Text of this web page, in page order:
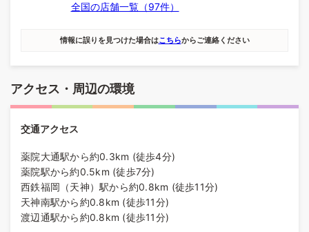
全国の店舗一覧（97件）
情報に誤りを見つけた場合はこちらからご連絡ください
アクセス・周辺の環境
交通アクセス
薬院大通駅から約0.3km (徒歩4分)
薬院駅から約0.5km (徒歩7分)
西鉄福岡（天神）駅から約0.8km (徒歩11分)
天神南駅から約0.8km (徒歩11分)
渡辺通駅から約0.8km (徒歩11分)